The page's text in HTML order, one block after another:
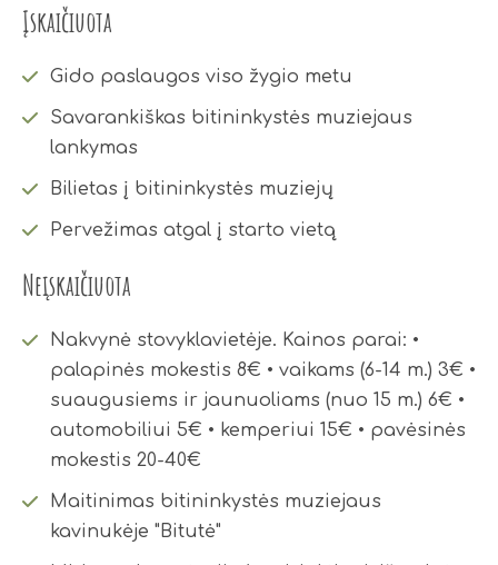
Įskaičiuota
Gido paslaugos viso žygio metu
Savarankiškas bitininkystės muziejaus
lankymas
Bilietas į bitininkystės muziejų
Pervežimas atgal į starto vietą
Neįskaičiuota
Nakvynė stovyklavietėje. Kainos parai: •
palapinės mokestis 8€ • vaikams (6-14 m.) 3€ •
suaugusiems ir jaunuoliams (nuo 15 m.) 6€ •
automobiliui 5€ • kemperiui 15€ • pavėsinės
mokestis 20-40€
Maitinimas bitininkystės muziejaus
kavinukėje "Bitutė"